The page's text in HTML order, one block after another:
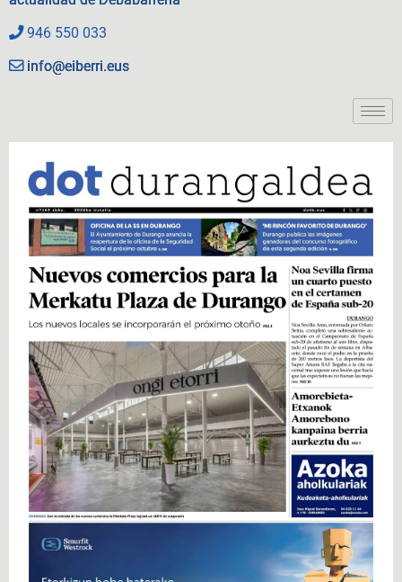
946 550 033
info@eiberri.eus